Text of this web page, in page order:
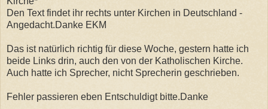
Den Text findet ihr rechts unter Kirchen in Deutschland -
Angedacht.Danke EKM
Das ist natürlich richtig für diese Woche, gestern hatte ich
beide Links drin, auch den von der Katholischen Kirche.
Auch hatte ich Sprecher, nicht Sprecherin geschrieben.
Fehler passieren eben Entschuldigt bitte.Danke